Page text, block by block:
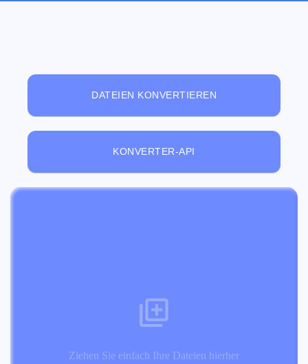
DATEIEN KONVERTIEREN
KONVERTER-API
Ziehen Sie einfach Ihre Dateien hierher